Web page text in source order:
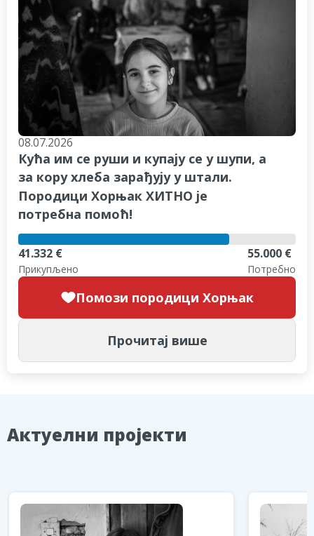
08.07.2026
Кућа им се руши и купају се у шупи, а
за кору хлеба зарађују у штали.
Породици Хорњак ХИТНО је
потребна помоћ!
41.332 €
Прикупљено
55.000 €
Потребно
Помози породици Хорњак
Прочитај више
Aктуелни пројекти